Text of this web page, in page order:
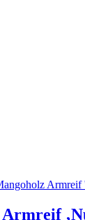
Armreif